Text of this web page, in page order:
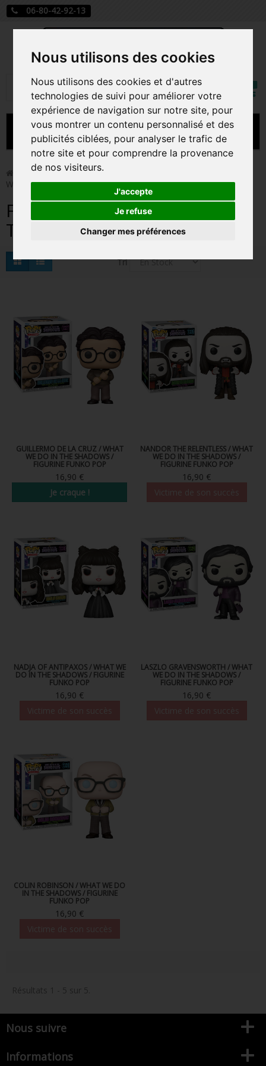
Nous utilisons des cookies
Nous utilisons des cookies et d'autres
technologies de suivi pour améliorer votre
expérience de navigation sur notre site, pour
vous montrer un contenu personnalisé et des
publicités ciblées, pour analyser le trafic de
notre site et pour comprendre la provenance
de nos visiteurs.
J'accepte
Je refuse
Changer mes préférences
06-80-42-92-13
Rechercher
Mon
MENU
CARTE A JOUER
PRÉCOMMANDE FIGURINES POP
FIGURINES POP MANGA
FIGURINES POP DISNEY
FIGURINES POP MARVEL
FIGURINES POP AUTRES FILMS
FIGURINES POP SPORTS
FIGURINES POP ANIME
FIGURINES POP HARRY POTTER
FIGURINES POP STRANGER THINGS
FIGURINES POP DC COMICS
FIGURINE POP AD ICONS
FIGURINE POP ROYALS FAMILY
FIGURINE POP RETRO TOYS
FIGURINES POP AUTRES COMICS
FUNKO VINYL SODA
LOUNGEFLY
Funko Pop! > Figurines Pop Série TV
What We Do In The Shadows
Figurines Pop What We Do In
The Shadows
Tri
GUILLERMO DE LA CRUZ / WHAT
WE DO IN THE SHADOWS /
FIGURINE FUNKO POP
16,90 €
Je craque !
NANDOR THE RELENTLESS / WHAT
WE DO IN THE SHADOWS /
FIGURINE FUNKO POP
16,90 €
NADJA OF ANTIPAXOS / WHAT WE
DO IN THE SHADOWS / FIGURINE
FUNKO POP
16,90 €
LASZLO GRAVENSWORTH / WHAT
WE DO IN THE SHADOWS /
FIGURINE FUNKO POP
16,90 €
COLIN ROBINSON / WHAT WE DO
IN THE SHADOWS / FIGURINE
FUNKO POP
16,90 €
Résultats 1 - 5 sur 5.
Nous suivre
Informations